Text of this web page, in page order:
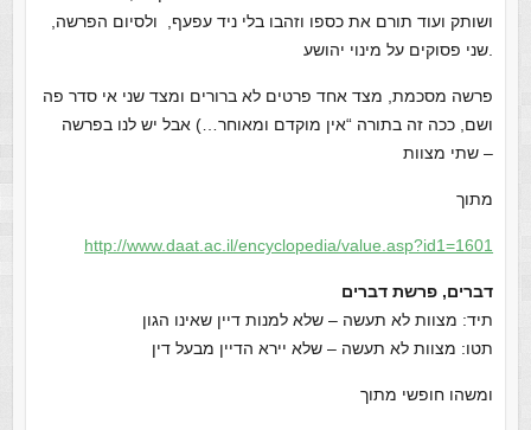
ושותק ועוד תורם את כספו וזהבו בלי ניד עפעף, ולסיום הפרשה,
פרשה מסכמת, מצד אחד פרטים לא ברורים ומצד שני אי סדר פה
ושם, ככה זה בתורה “אין מוקדם ומאוחר…) אבל יש לנו בפרשה
שתי מצוות –
מתוך
http://www.daat.ac.il/encyclopedia/value.asp?id1=1601
דברים, פרשת דברים
תיד: מצוות לא תעשה – שלא למנות דיין שאינו הגון
תטו: מצוות לא תעשה – שלא יירא הדיין מבעל דין
ומשהו חופשי מתוך